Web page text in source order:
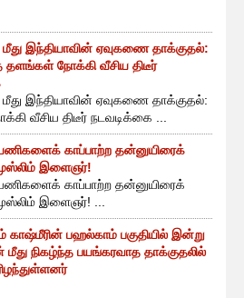
இந்தியாவின் ஏவுகணை தாக்குதல்:
தளங்கள் நோக்கி வீசிய திடீர்
இந்தியாவின் ஏவுகணை தாக்குதல்:
வீசிய திடீர் நடவடிக்கை ...
காப்பாற்ற தன்னுயிரைக்
இளைஞர்!
காப்பாற்ற தன்னுயிரைக்
இளைஞர்! ...
காஷ்மீரின் பஹல்காம் பகுதியில் இன்று
நிகழ்ந்த பயங்கரவாத தாக்குதலில்